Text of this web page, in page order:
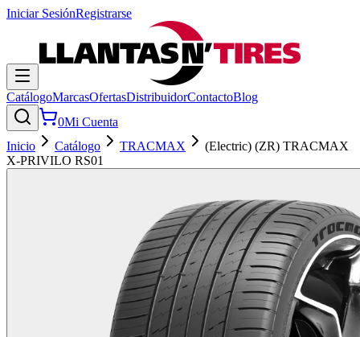
Iniciar SesiónRegistrarse
CatálogoMarcasOfertasDistribuidorContactoBlog
0Mi Cuenta
Inicio
Catálogo TRACMAX
(Electric) (ZR) TRACMAX
X-PRIVILO RS01